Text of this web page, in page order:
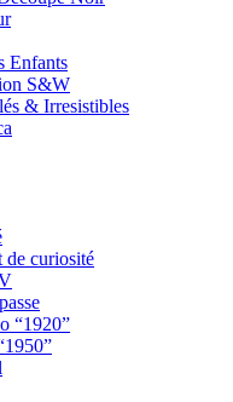
Enfants
S&W
& Irresistibles
de curiosité
“1920”